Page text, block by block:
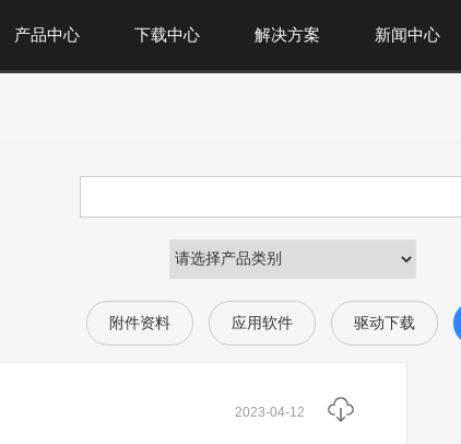
新闻中心
解决方案
下载中心
产品中心
附件资料 应用软件 驱动下载
2023-04-12